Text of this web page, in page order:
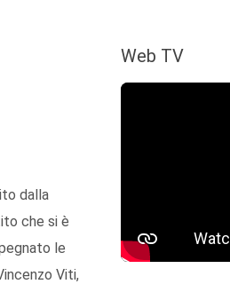
dalla
che si è
le
Viti,
Web TV